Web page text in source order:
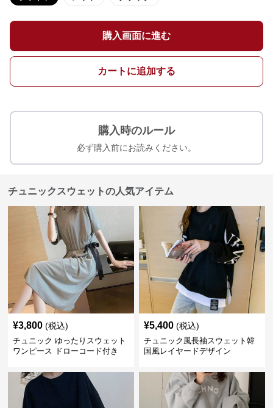
購入画面に進む
カートに追加する
購入時のルール
必ず購入前にお読みください。
チュニックスウェットの人気アイテム
¥3,800 (税込)
チュニック ゆったりスウェット
ワンピース ドローコード付き
¥5,400 (税込)
チュニック風長袖スウェット韓
国風レイヤードデザイン